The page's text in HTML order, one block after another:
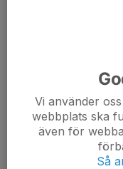
Vi använder
webbplats ska
även för
Så